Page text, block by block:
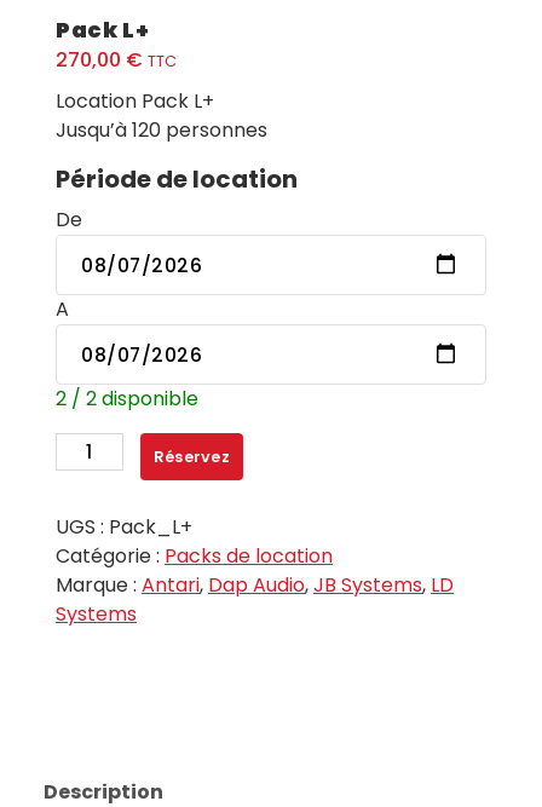
Pack L+
270,00 € TTC
Location Pack L+
Jusqu’à 120 personnes
Période de location
De
A
2 / 2 disponible
quantité
de
L+
Réservez
UGS : Pack_L+
Catégorie : Packs de location
Marque : Antari, Dap Audio,JB Systems, LD
Systems
Description